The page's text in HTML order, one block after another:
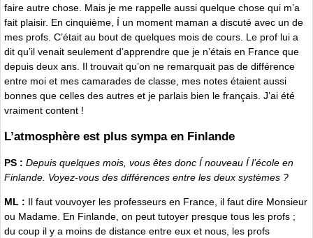
faire autre chose. Mais je me rappelle aussi quelque chose qui m’a
fait plaisir. En cinquième, Í un moment maman a discuté avec un de
mes profs. C’était au bout de quelques mois de cours. Le prof lui a
dit qu’il venait seulement d’apprendre que je n’étais en France que
depuis deux ans. Il trouvait qu’on ne remarquait pas de différence
entre moi et mes camarades de classe, mes notes étaient aussi
bonnes que celles des autres et je parlais bien le français. J’ai été
vraiment content !
L’atmosphère est plus sympa en Finlande
PS : Depuis quelques mois, vous êtes donc Í nouveau Í l’école en
Finlande. Voyez-vous des différences entre les deux systèmes ?
ML : Il faut vouvoyer les professeurs en France, il faut dire Monsieur
ou Madame. En Finlande, on peut tutoyer presque tous les profs ;
du coup il y a moins de distance entre eux et nous, les profs